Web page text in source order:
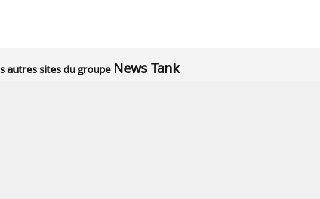
autres sites du groupe News Tank